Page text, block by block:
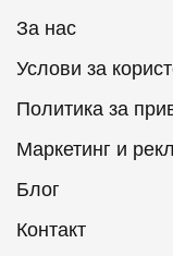
За нас
Услови за
Политика за
Маркетинг и
Блог
Контакт